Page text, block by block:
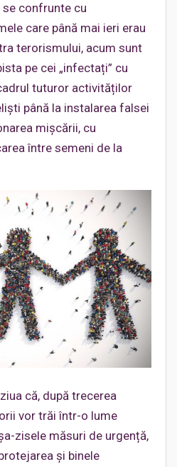
se confrunte cu
care până mai ieri erau
terorismului, acum sunt
pe cei „infectați” cu
tuturor activităților
până la instalarea falsei
mișcării, cu
între semeni de la
că, după trecerea
vor trăi într-o lume
zisele măsuri de urgență,
și binele